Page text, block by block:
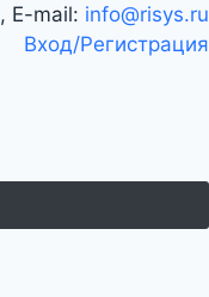
, E-mail: info@risys.ru
Вход/Регистрация